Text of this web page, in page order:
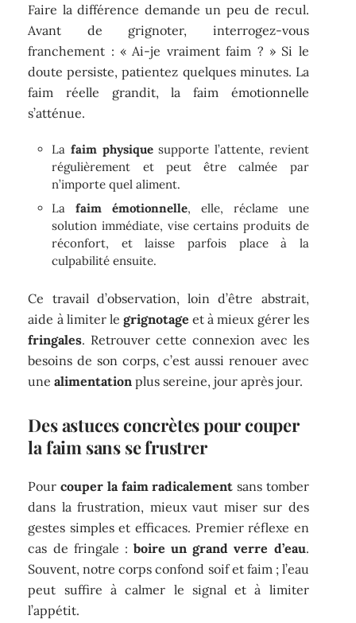
Faire la différence demande un peu de recul.
Avant de grignoter, interrogez-vous
franchement : « Ai-je vraiment faim ? » Si le
doute persiste, patientez quelques minutes. La
faim réelle grandit, la faim émotionnelle
s’atténue.
Lafaim physiquesupporte l’attente, revient
régulièrement et peut être calmée par
n’importe quel aliment.
Lafaim émotionnelle, elle, réclame une
solution immédiate, vise certains produits de
réconfort, et laisse parfois place à la
culpabilité ensuite.
Ce travail d’observation, loin d’être abstrait,
aide à limiter le grignotage et à mieux gérer les
fringales. Retrouver cette connexion avec les
besoins de son corps, c’est aussi renouer avec
unealimentation plus sereine, jour après jour.
Des astuces concrètes pour couper
la faim sans se frustrer
Pourcouper la faim radicalement sans tomber
dans la frustration, mieux vaut miser sur des
gestes simples et efficaces. Premier réflexe en
cas de fringale : boire un grand verre d’eau.
Souvent, notre corps confond soif et faim ; l’eau
peut suffire à calmer le signal et à limiter
l’appétit.